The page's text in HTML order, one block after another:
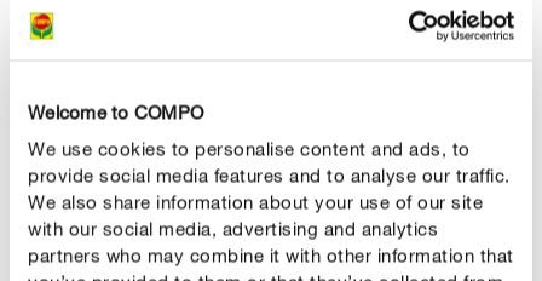
Welcome to COMPO
We use cookies to personalise content and ads, to
provide social media features and to analyse our traffic.
We also share information about your use of our site
with our social media, advertising and analytics
partners who may combine it with other information that
regolarmente. Seguire questa regola: bagnare con
moderazione, senza lasciare seccare il terreno. Prima di
necessario evitare assolutamente la formazione di
acqua stagnante.
Concimazione:
Per un sano sviluppo, le erbe ornamentali hanno bisogno
di un apporto di sostanze nutritive che rispetti le